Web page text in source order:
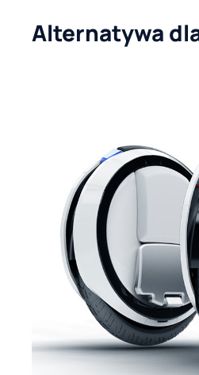
Alternatywa